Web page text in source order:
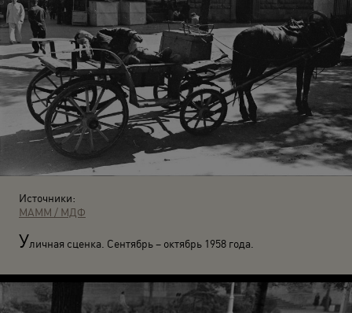
Источники:
МАММ / МДФ
Уличная сценка. Сентябрь – октябрь 1958 года.